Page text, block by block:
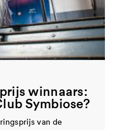
winnaars:
Symbiose?
van de